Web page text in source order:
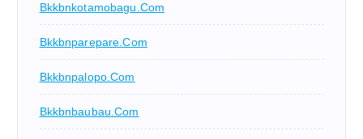
Bkkbnkotamobagu.com
Bkkbnparepare.com
Bkkbnpalopo.com
Bkkbnbaubau.com